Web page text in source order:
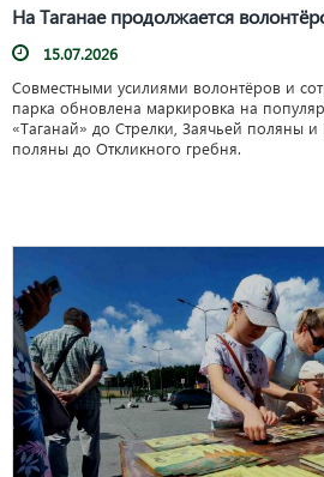
На Таганае продолжается
15.07.2026
Совместными усилиями волонтёров и
парка обновлена маркировка на
«Таганай» до Стрелки, Заячьей поляны и
поляны до Откликного гребня.